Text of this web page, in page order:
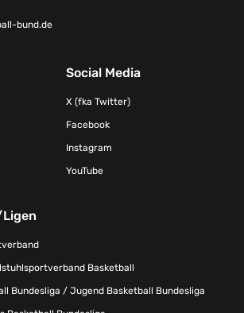
bund.de
Social Media
X (fka Twitter)
Facebook
Instagram
YouTube
Basketball
Bundesliga / Jugend Basketball Bundesliga